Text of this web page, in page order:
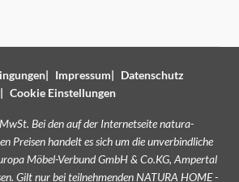
Impressum
Datenschutz
Cookie Einstellungen
Bei den auf der Internetseite natura-
Preisen handelt es sich um die unverbindliche
Möbel-Verbund GmbH & Co.KG, Ampertal
Gilt nur bei teilnehmenden NATURA HOME -